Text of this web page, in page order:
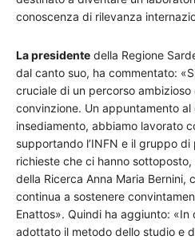
conoscenza di rilevanza
La presidente della Regione
dal canto suo, ha commentato:
cruciale di un percorso
convinzione. Un appuntamento al
insediamento, abbiamo lavorato
supportando l’INFN e il gruppo
richieste che ci hanno
della Ricerca Anna Maria Bernini,
continua a sostenere
Enattos». Quindi ha aggiunto: «In
adottato il metodo dello studio e